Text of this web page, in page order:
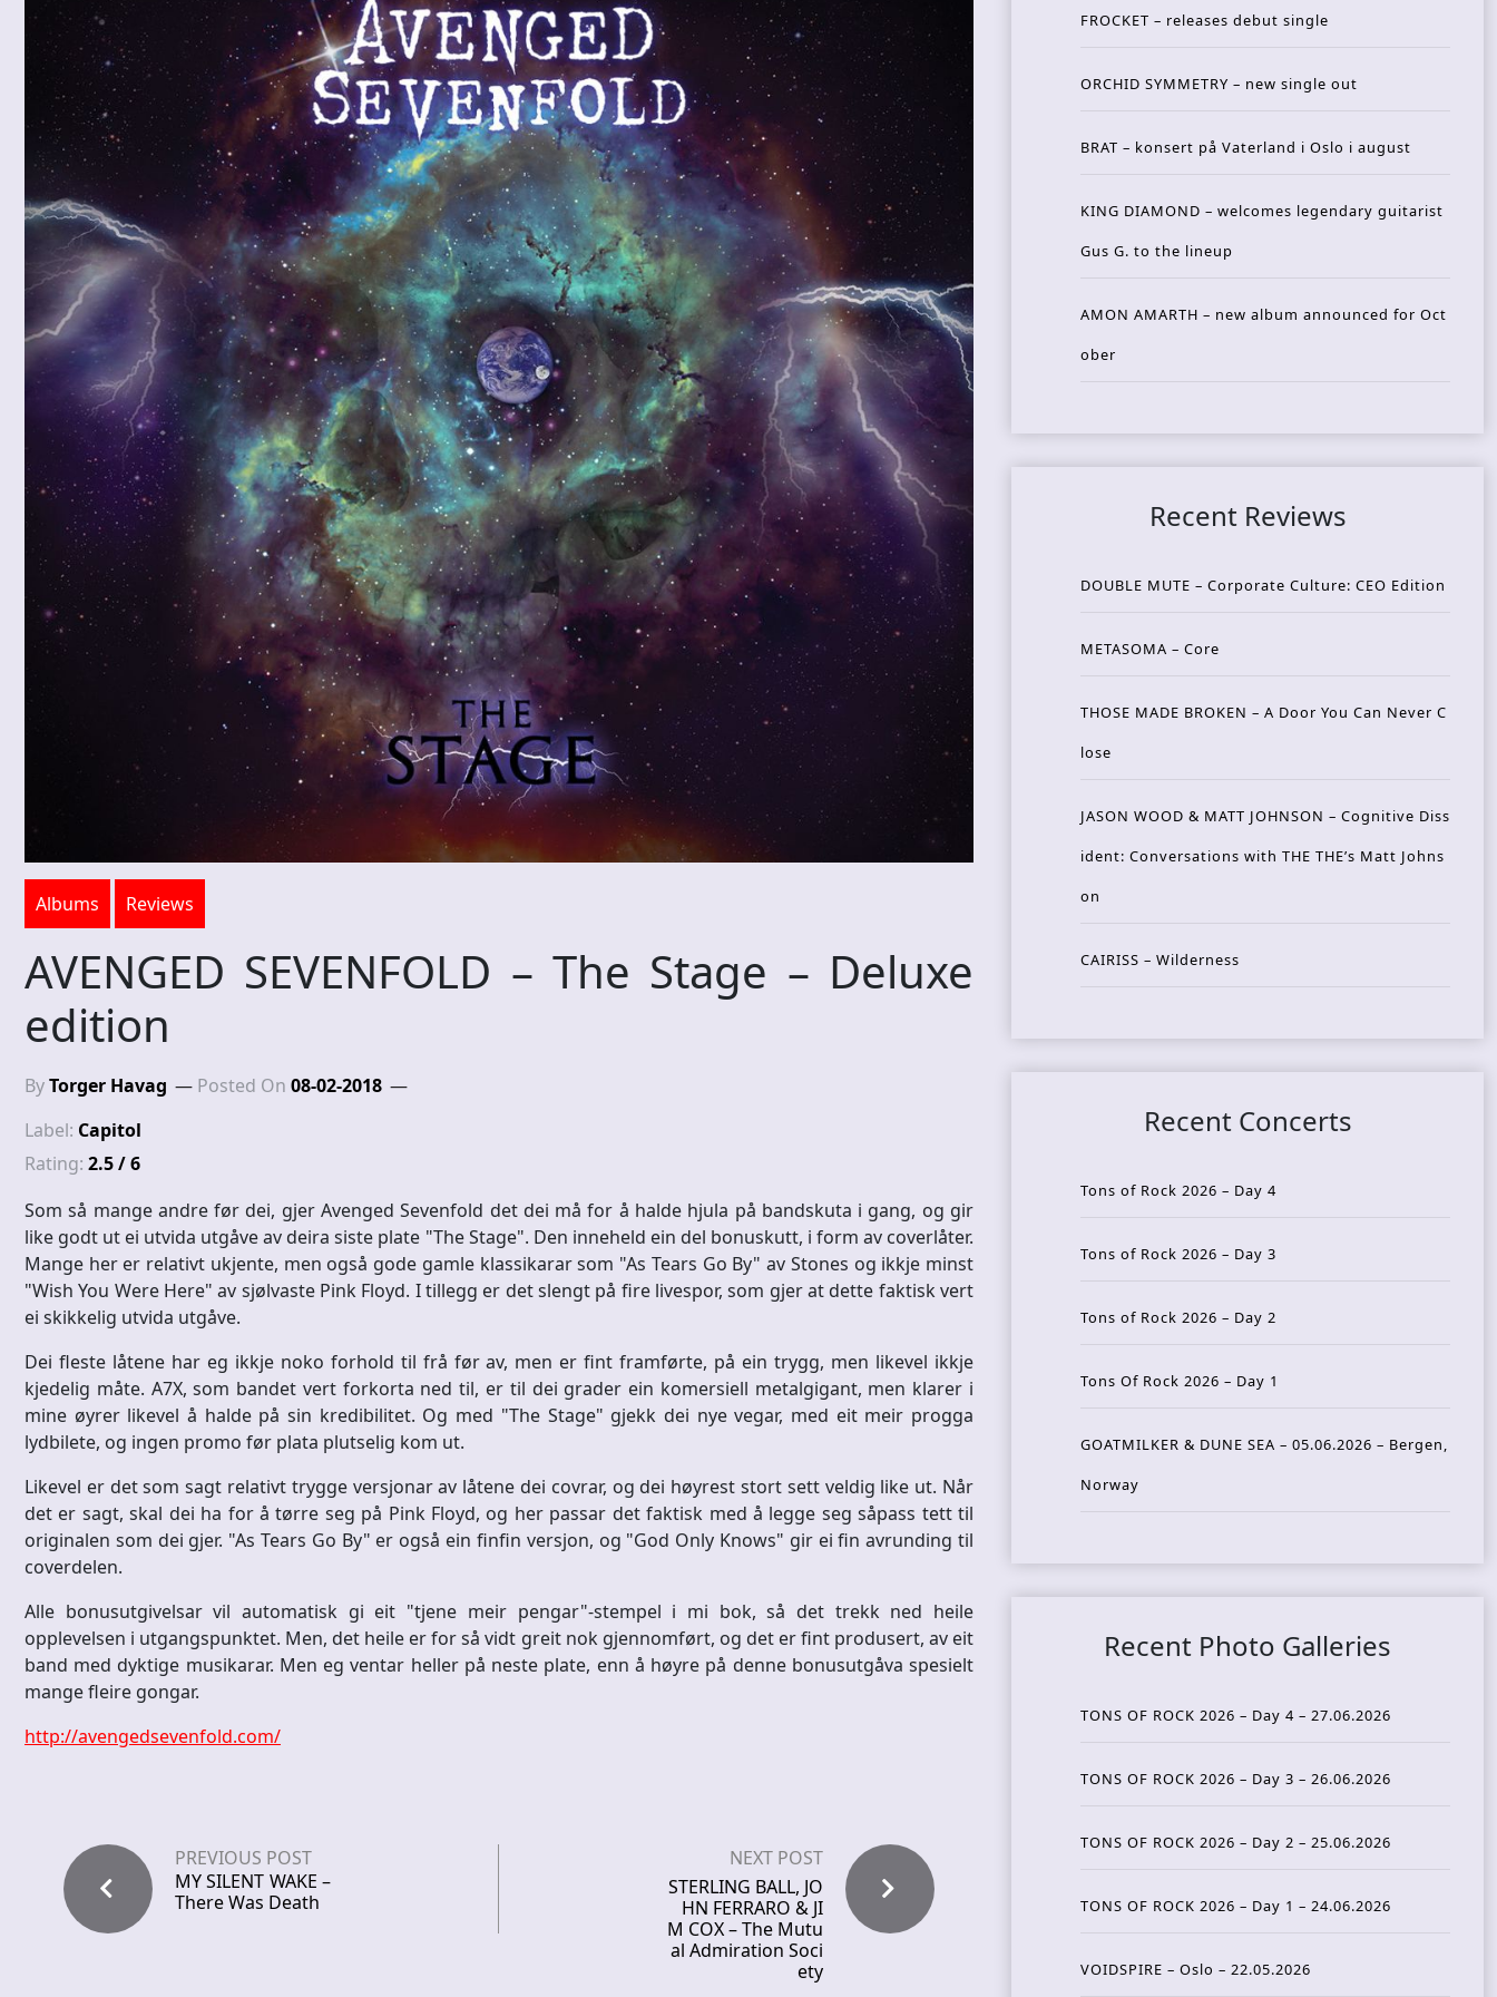
Albums Reviews
AVENGED SEVENFOLD – The Stage – Deluxe
edition
ByTorger Havag Posted On 08-02-2018
Label: Capitol
Rating: 2.5 / 6
Som så mange andre før dei, gjer Avenged Sevenfold det dei må for å halde hjula på bandskuta i gang, og gir
like godt ut ei utvida utgåve av deira siste plate "The Stage". Den inneheld ein del bonuskutt, i form av coverlåter.
Mange her er relativt ukjente, men også gode gamle klassikarar som "As Tears Go By" av Stones og ikkje minst
"Wish You Were Here" av sjølvaste Pink Floyd. I tillegg er det slengt på fire livespor, som gjer at dette faktisk vert
ei skikkelig utvida utgåve.
Dei fleste låtene har eg ikkje noko forhold til frå før av, men er fint framførte, på ein trygg, men likevel ikkje
kjedelig måte. A7X, som bandet vert forkorta ned til, er til dei grader ein komersiell metalgigant, men klarer i
mine øyrer likevel å halde på sin kredibilitet. Og med "The Stage" gjekk dei nye vegar, med eit meir progga
lydbilete, og ingen promo før plata plutselig kom ut.
Likevel er det som sagt relativt trygge versjonar av låtene dei covrar, og dei høyrest stort sett veldig like ut. Når
det er sagt, skal dei ha for å tørre seg på Pink Floyd, og her passar det faktisk med å legge seg såpass tett til
originalen som dei gjer. "As Tears Go By" er også ein finfin versjon, og "God Only Knows" gir ei fin avrunding til
coverdelen.
Alle bonusutgivelsar vil automatisk gi eit "tjene meir pengar"-stempel i mi bok, så det trekk ned heile
opplevelsen i utgangspunktet. Men, det heile er for så vidt greit nok gjennomført, og det er fint produsert, av eit
band med dyktige musikarar. Men eg ventar heller på neste plate, enn å høyre på denne bonusutgåva spesielt
mange fleire gongar.
http://avengedsevenfold.com/
PREVIOUS POST
MY SILENT WAKE –
There Was Death
NEXT POST
STERLING BALL, JO
HN FERRARO & JI
M COX – The Mutu
al Admiration Soci
ety
FROCKET – releases debut single
ORCHID SYMMETRY – new single out
BRAT – konsert på Vaterland i Oslo i august
KING DIAMOND – welcomes legendary guitarist
Gus G. to the lineup
AMON AMARTH – new album announced for Oct
ober
Recent Reviews
DOUBLE MUTE – Corporate Culture: CEO Edition
METASOMA – Core
THOSE MADE BROKEN – A Door You Can Never C
lose
JASON WOOD & MATT JOHNSON – Cognitive Diss
ident: Conversations with THE THE’s Matt Johns
on
CAIRISS – Wilderness
Recent Concerts
Tons of Rock 2026 – Day 4
Tons of Rock 2026 – Day 3
Tons of Rock 2026 – Day 2
Tons Of Rock 2026 – Day 1
GOATMILKER & DUNE SEA – 05.06.2026 – Bergen,
Norway
Recent Photo Galleries
TONS OF ROCK 2026 – Day 4 – 27.06.2026
TONS OF ROCK 2026 – Day 3 – 26.06.2026
TONS OF ROCK 2026 – Day 2 – 25.06.2026
TONS OF ROCK 2026 – Day 1 – 24.06.2026
VOIDSPIRE – Oslo – 22.05.2026